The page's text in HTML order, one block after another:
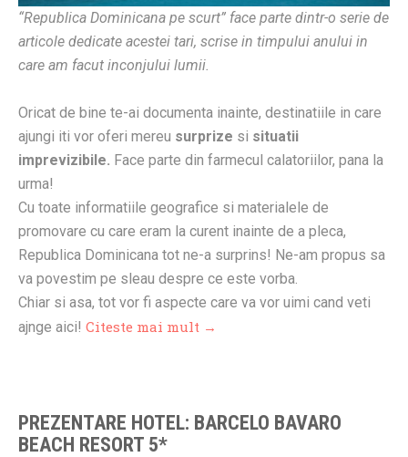
“Republica Dominicana pe scurt” face parte dintr-o serie de
articole dedicate acestei tari, scrise in timpului anului in
care am facut inconjului lumii.
Oricat de bine te-ai documenta inainte, destinatiile in care
ajungi iti vor oferi mereu surprize si situatii
imprevizibile. Face parte din farmecul calatoriilor, pana la
urma!
Cu toate informatiile geografice si materialele de
promovare cu care eram la curent inainte de a pleca,
Republica Dominicana tot ne-a surprins! Ne-am propus sa
va povestim pe sleau despre ce este vorba.
Chiar si asa, tot vor fi aspecte care va vor uimi cand veti
ajnge aici! Citeste mai mult →
PREZENTARE HOTEL: BARCELO BAVARO
BEACH RESORT 5*